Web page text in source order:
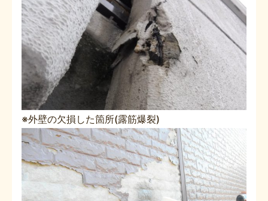
※外壁の欠損した箇所(露筋爆裂)